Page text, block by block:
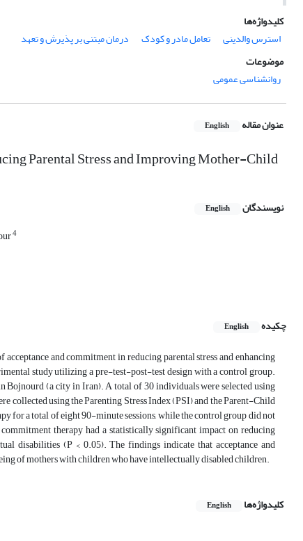
کلیدواژه‌ها
استرس والدینی
تعامل مادر و کودک
درمان مبتنی بر پذیرش و تعهد
موضوعات
روانشناسی عمومی
عنوان مقاله English
Parental Stress and Improving Mother-Child
نویسندگان English
4
چکیده
English
and commitment in reducing parental stress and enhancing
study utilizing a pre-test-post-test design with a control group.
(a city in Iran). A total of 30 individuals were selected using
collected using the Parenting Stress Index (PSI) and the Parent-Child
for a total of eight 90-minute sessions, while the control group did not
therapy had a statistically significant impact on reducing
disabilities (P < 0.05). The findings indicate that acceptance and
of mothers with children who have intellectually disabled children.
کلیدواژه‌ها English